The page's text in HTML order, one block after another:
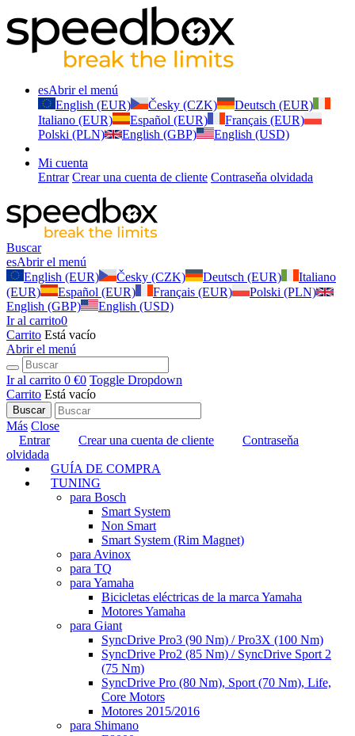
esAbrir el menú
English (EUR)
Česky (CZK)
Deutsch (EUR)
Italiano (EUR)
Español (EUR)
Français (EUR)
Polski (PLN)
English (GBP) English (USD)
Mi cuenta
Entrar Crear una cuenta de cliente Contraseňa olvidada
Buscar
esAbrir el menú
English (EUR)
Česky (CZK) Deutsch (EUR)
Italiano
(EUR)
Español (EUR) Français (EUR)
Polski (PLN)
English (GBP)
English (USD)
Ir al carrito0
Carrito Está vacío
Abrir el menú
Ir al carrito 0 €0 Toggle Dropdown
Carrito Está vacío
Buscar
Más Close
Entrar
Crear una cuenta de cliente
Contraseňa
olvidada
GUÍA DE COMPRA
TUNING
para Bosch
Smart System
Non Smart
Smart System (Rim Magnet)
para Avinox
para TQ
para Yamaha
Bicicletas eléctricas de la marca Yamaha
Motores Yamaha
para Giant
SyncDrive Pro3 (90 Nm) / Pro3X (100 Nm)
SyncDrive Pro2 (85 Nm) / SyncDrive Sport 2
(75 Nm)
SyncDrive Pro (80 Nm), Sport (70 Nm), Life,
Core Motors
Motores 2015/2016
para Shimano